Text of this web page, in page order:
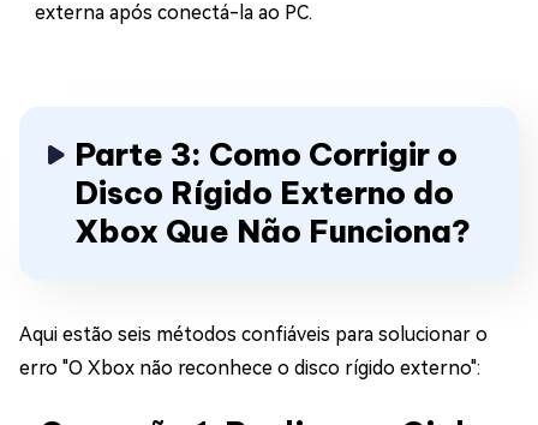
externa após conectá-la ao PC.
Parte 3: Como Corrigir o
Disco Rígido Externo do
Xbox Que Não Funciona?
Aqui estão seis métodos confiáveis para solucionar o
erro "O Xbox não reconhece o disco rígido externo":